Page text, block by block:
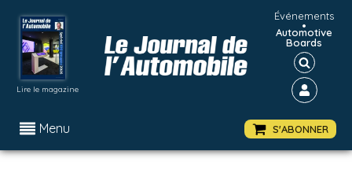
Lire le magazine
Événements
•
Automotive
Boards
Menu S'ABONNER